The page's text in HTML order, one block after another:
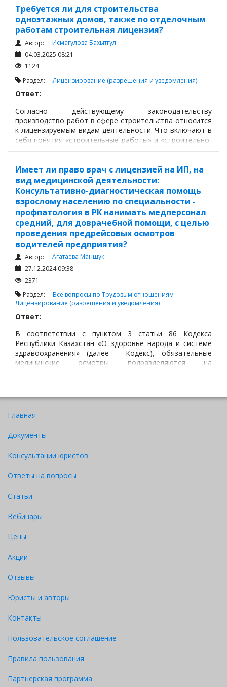
1) телерадиовещания;
2) охраны и использования объектов историко-
культурного наследия;
3) образования;
Требуется ли для строительства
одноэтажных домов, также по отделочным
работам строительная лицензия?
Автор:
Исмагулова Бахытгул
04.03.2025 08:21
1124
Раздел:Лицензирование (разрешения и уведомления)
Ответ:
Согласно действующему законодательству
производство работ в сфере строительства относится
к лицензируемым видам деятельности. Что включают в
себя понятия «строительные работы» и «строительно-
монтажные» работы.
Имеет ли право врач с лицензией на ИП, на
вид медицинской деятельности:
Консультативно-диагностическая помощь
взрослому населению по специальности -
профпатология в РК нанимать медперсонал
средний, для доврачебной помощи, с целью
проведения предрейсовых осмотров
водителей предприятия?
Автор:
Агатаева Маншук
27.12.2024 09:38
2371
Раздел: Все вопросы по Трудовым отношениям
Лицензирование (разрешения и уведомления)
Ответ:
В соответствии с пунктом 3 статьи 86 Кодекса
Республики Казахстан «О здоровье народа и системе
здравоохранения» (далее - Кодекс), обязательные
медицинские осмотры подразделяются на
предварительные, периодические, предсменные
Главная
Документы
Консультации юристов
Ответы на вопросы
Статьи
Вебинары
Цены
Акции
Отзывы
Юристы и авторы
Контакты
Пользовательское соглашение
Правила пользования
Партнерская программа